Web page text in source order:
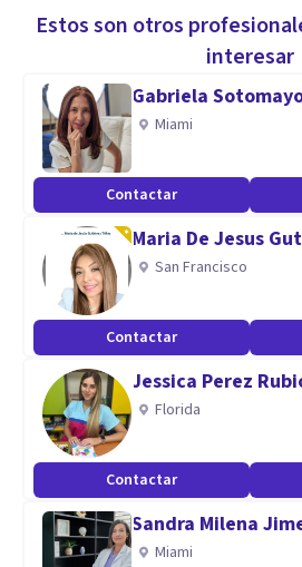
objetivo es crear un espacio de
sientas confianza para compartir
necesites.
Especialidad
Psicóloga especializada en Terapia
Infantil y Neuropsicología
Aptitudes
Cercanía, Flexibilidad,
Trabajo en Equipo
Estos son otros
interesar
Gabriela
Miami
Contactar
Maria De Jesus
San Francisco
Contactar
Jessica Perez
Florida
Contactar
Sandra Milena
Miami